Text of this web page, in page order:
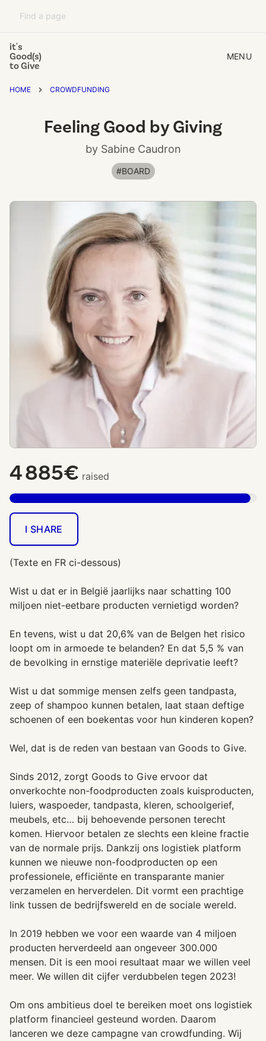
it's
Good(s)
to Give
MENU
HOME CROWDFUNDING
Feeling Good by Giving
by Sabine Caudron
#BOARD
4 885€ raised
I SHARE
(Texte en FR ci-dessous)
Wist u dat er in België jaarlijks naar schatting 100
miljoen niet-eetbare producten vernietigd worden?
En tevens, wist u dat 20,6% van de Belgen het risico
loopt om in armoede te belanden? En dat 5,5 % van
de bevolking in ernstige materiële deprivatie leeft?
Wist u dat sommige mensen zelfs geen tandpasta,
zeep of shampoo kunnen betalen, laat staan deftige
schoenen of een boekentas voor hun kinderen kopen?
Wel, dat is de reden van bestaan van Goods to Give.
Sinds 2012, zorgt Goods to Give ervoor dat
onverkochte non-foodproducten zoals kuisproducten,
luiers, waspoeder, tandpasta, kleren, schoolgerief,
meubels, etc… bij behoevende personen terecht
komen. Hiervoor betalen ze slechts een kleine fractie
van de normale prijs. Dankzij ons logistiek platform
kunnen we nieuwe non-foodproducten op een
professionele, efficiënte en transparante manier
verzamelen en herverdelen. Dit vormt een prachtige
link tussen de bedrijfswereld en de sociale wereld.
In 2019 hebben we voor een waarde van 4 miljoen
producten herverdeeld aan ongeveer 300.000
mensen. Dit is een mooi resultaat maar we willen veel
meer. We willen dit cijfer verdubbelen tegen 2023!
Om ons ambitieus doel te bereiken moet ons logistiek
platform financieel gesteund worden. Daarom
lanceren we deze campagne van crowdfunding. Wij